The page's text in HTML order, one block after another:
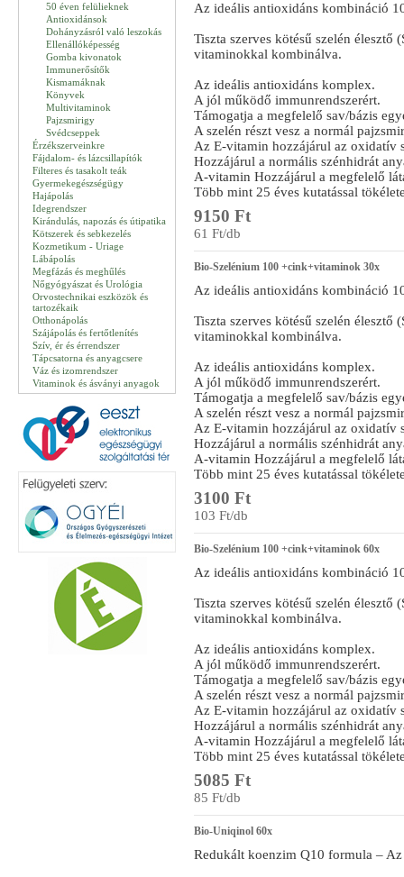
50 éven felülieknek
Antioxidánsok
Dohányzásról való leszokás
Ellenállóképesség
Gomba kivonatok
Immunerősítők
Kismamáknak
Könyvek
Multivitaminok
Pajzsmirigy
Svédcseppek
Érzékszerveinkre
Fájdalom- és lázcsillapítók
Filteres és tasakolt teák
Gyermekegészségügy
Hajápolás
Idegrendszer
Kirándulás, napozás és útipatika
Kötszerek és sebkezelés
Kozmetikum - Uriage
Lábápolás
Megfázás és meghűlés
Nőgyógyászat és Urológia
Orvostechnikai eszközök és
tartozékaik
Otthonápolás
Szájápolás és fertőtlenítés
Szív, ér és érrendszer
Tápcsatorna és anyagcsere
Váz és izomrendszer
Vitaminok és ásványi anyagok
Az ideális antioxidáns kombináció
Tiszta szerves kötésű szelén élesztő
vitaminokkal kombinálva.
Az ideális antioxidáns komplex.
A jól működő immunrendszerért.
Támogatja a megfelelő sav/bázis
A szelén részt vesz a normál
Az E-vitamin hozzájárul az oxidatív
Hozzájárul a normális szénhidrát
A-vitamin Hozzájárul a megfelelő
Több mint 25 éves kutatással
9150 Ft
61 Ft/db
Bio-Szelénium 100 +cink+vitaminok 30x
Az ideális antioxidáns kombináció
Tiszta szerves kötésű szelén élesztő
vitaminokkal kombinálva.
Az ideális antioxidáns komplex.
A jól működő immunrendszerért.
Támogatja a megfelelő sav/bázis
A szelén részt vesz a normál
Az E-vitamin hozzájárul az oxidatív
Hozzájárul a normális szénhidrát
A-vitamin Hozzájárul a megfelelő
Több mint 25 éves kutatással
3100 Ft
103 Ft/db
Bio-Szelénium 100 +cink+vitaminok 60x
Az ideális antioxidáns kombináció
Tiszta szerves kötésű szelén élesztő
vitaminokkal kombinálva.
Az ideális antioxidáns komplex.
A jól működő immunrendszerért.
Támogatja a megfelelő sav/bázis
A szelén részt vesz a normál
Az E-vitamin hozzájárul az oxidatív
Hozzájárul a normális szénhidrát
A-vitamin Hozzájárul a megfelelő
Több mint 25 éves kutatással
5085 Ft
85 Ft/db
Bio-Uniqinol 60x
Redukált koenzim Q10 formula –